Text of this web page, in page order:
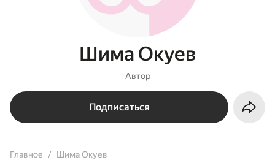
Шима Окуев
Автор
Подписаться
Главное Шима Окуев